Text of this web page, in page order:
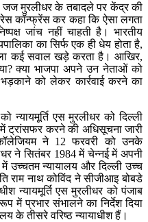
जज मुरलीधर के तबादले पर केंद्र की
कॉन्‍फ्रेंस कर कहा कि ऐसा लगता
जांच नहीं चाहती है। भारतीय
का सिर्फ एक ही धेय होता है,
कई सवाल खड़े करता है। आखिर,
क्‍या भाजपा अपने उन नेताओं को
को लेकर कार्रवाई करने का
न्यायमूर्ति एस मुरलीधर को दिल्ली
में ट्रांसफर करने की अधिसूचना जारी
ने 12 फरवरी को उनके
ने सितंबर 1984 में चेन्नई में अपनी
उच्चतम न्यायालय और दिल्ली उच्च
राम नाथ कोविंद ने सीजीआइ बोबडे
न्यायमूर्ति एस मुरलीधर को पंजाब
में प्रभार संभालने का निर्देश दिया
के तीसरे वरिष्ठ न्यायाधीश हैं।